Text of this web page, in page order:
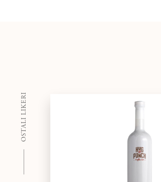
OSTALI LIKERI